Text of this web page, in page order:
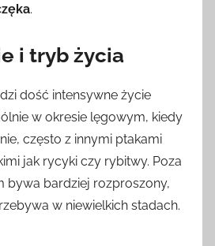
.
i tryb życia
dość intensywne życie
w okresie lęgowym, kiedy
często z innymi ptakami
jak rycyki czy rybitwy. Poza
bywa bardziej rozproszony,
w niewielkich stadach.